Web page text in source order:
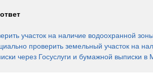
участок на наличие водоохранной
проверить земельный участок на
через Госуслуги и бумажной выписки